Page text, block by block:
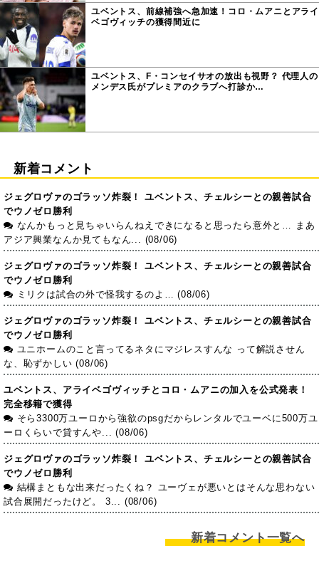
ユベントス、前線補強へ急加速！コロ・ムアニとアライ
ベゴヴィッチの獲得間近に
ユベントス、F・コンセイサオの放出も視野？ 代理人の
メンデス氏がプレミアのクラブへ打診か…
新着コメント
ジェグロヴァのゴラッソ炸裂！ ユベントス、チェルシーとの親善試合
でウノゼロ勝利
なんかもっと見ちゃいらんねえできになると思ったら意外と… まあ
アジア興業なんか見てもなん... (08/06)
ジェグロヴァのゴラッソ炸裂！ ユベントス、チェルシーとの親善試合
でウノゼロ勝利
ミリクは試合の外で怪我するのよ… (08/06)
ジェグロヴァのゴラッソ炸裂！ ユベントス、チェルシーとの親善試合
でウノゼロ勝利
ユニホームのこと言ってるネタにマジレスすんな って解説させん
な、恥ずかしい (08/06)
ユベントス、アライベゴヴィッチとコロ・ムアニの加入を公式発表！
完全移籍で獲得
そら3300万ユーロから強欲のpsgだからレンタルでユーベに500万ユ
ーロくらいで貸すんや... (08/06)
ジェグロヴァのゴラッソ炸裂！ ユベントス、チェルシーとの親善試合
でウノゼロ勝利
結構まともな出来だったくね？ ユーヴェが悪いとはそんな思わない
試合展開だったけど。 3... (08/06)
新着コメント一覧へ